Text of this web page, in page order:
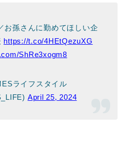
お孫さんに勤めてほしい企
https://t.co/4HEtQezuXG
ShRe3xogm8
ライフスタイル
April 25, 2024